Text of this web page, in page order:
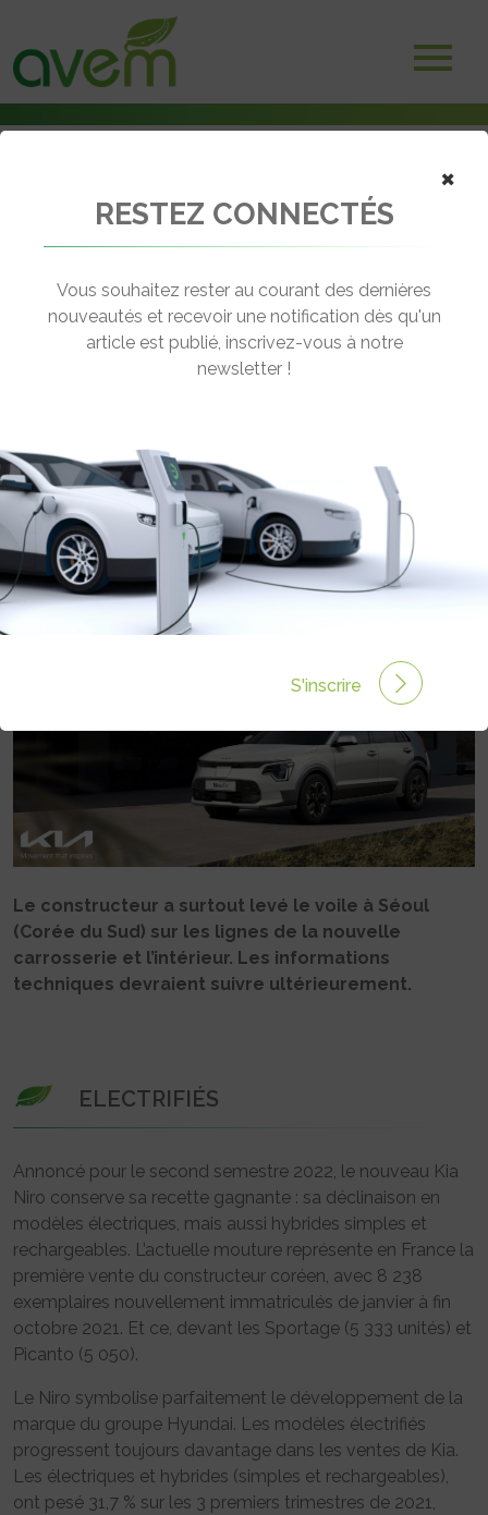
Kia présente le nouveau Niro décliné en électrique et hybrides
← Revenir aux actualités
DÉCLINÉ EN ÉLECTRIQUE ET
HYBRIDES
Rédigé par Philippe Schwoerer le 26 Nov 2021 à 06:00
0 commentaires
Le constructeur a surtout levé le voile à Séoul
(Corée du Sud) sur les lignes de la nouvelle
carrosserie et l’intérieur. Les informations
techniques devraient suivre ultérieurement.
ELECTRIFIÉS
Annoncé pour le second semestre 2022, le nouveau Kia
Niro conserve sa recette gagnante : sa déclinaison en
modèles électriques, mais aussi hybrides simples et
rechargeables. L’actuelle mouture représente en France la
première vente du constructeur coréen, avec 8 238
exemplaires nouvellement immatriculés de janvier à fin
octobre 2021. Et ce, devant les Sportage (5 333 unités) et
Picanto (5 050).
Le Niro symbolise parfaitement le développement de la
marque du groupe Hyundai. Les modèles électrifiés
progressent toujours davantage dans les ventes de Kia.
Les électriques et hybrides (simples et rechargeables),
ont pesé 31,7 % sur les 3 premiers trimestres de 2021,
×
RESTEZ CONNECTÉS
Vous souhaitez rester au courant des dernières
nouveautés et recevoir une notification dès qu'un
article est publié, inscrivez-vous à notre
newsletter !
S'inscrire